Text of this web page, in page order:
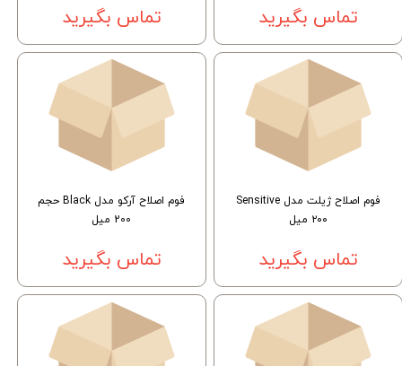
تماس بگیرید تماس بگیرید
فوم اصلاح ژیلت مدل Sensitive
۲۰۰ میل
تماس بگیرید
فوم اصلاح آرکو مدل Black حجم
200 میل
تماس بگیرید